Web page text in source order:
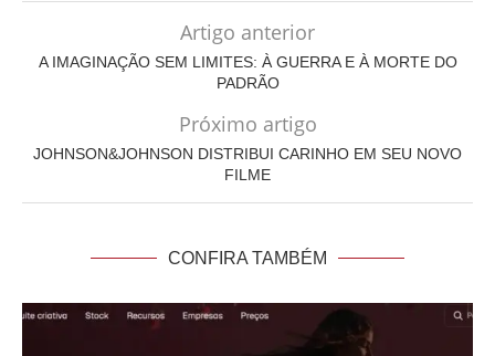
Artigo anterior
A IMAGINAÇÃO SEM LIMITES: À GUERRA E À MORTE DO
PADRÃO
Próximo artigo
JOHNSON&JOHNSON DISTRIBUI CARINHO EM SEU NOVO
FILME
CONFIRA TAMBÉM